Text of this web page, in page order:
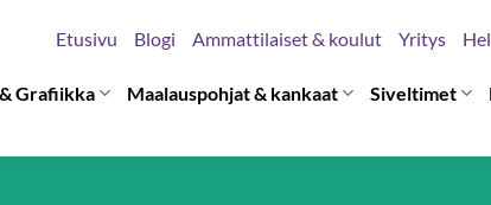
Etusivu Blogi Ammattilaiset & koulut Yritys
Grafiikka Maalauspohjat & kankaat Siveltimet